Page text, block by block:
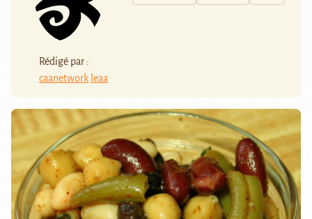
Rédigé par :
caanetwork leaa